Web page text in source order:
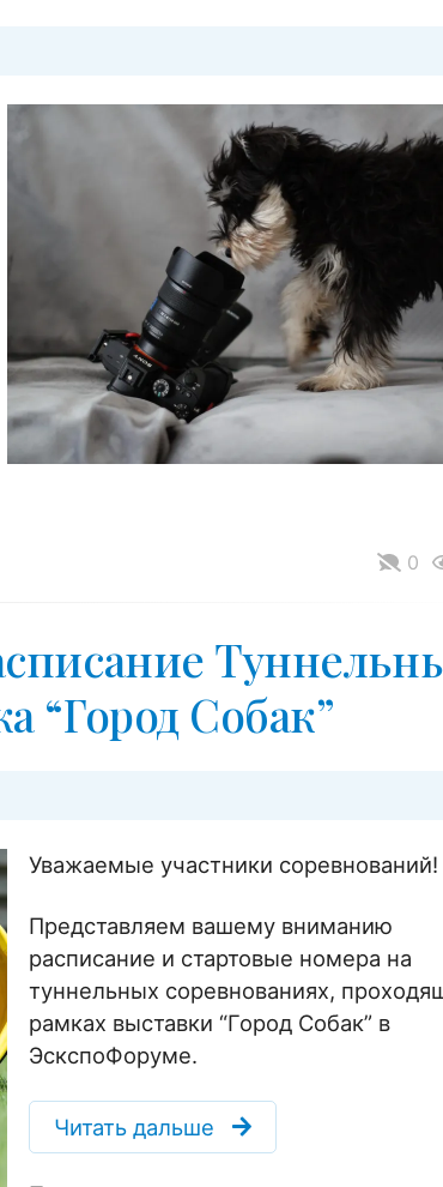
0
“Город Собак”
Уважаемые участники соревнований!
Представляем вашему вниманию
расписание и стартовые номера на
туннельных соревнованиях,
рамках выставки “Город Собак” в
ЭскспоФоруме.
Читать дальше